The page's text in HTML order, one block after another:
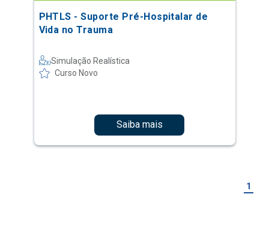
PHTLS - Suporte Pré-Hospitalar de
Vida no Trauma
Simulação Realística
Curso Novo
Saiba mais
1